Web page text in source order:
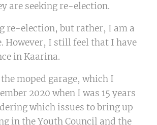
are seeking re-election.
re-election, but rather, I am a
However, I still feel that I have
in Kaarina.
moped garage, which I
2020 when I was 15 years
which issues to bring up
in the Youth Council and the